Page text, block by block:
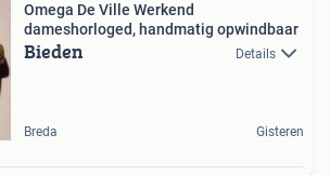
Omega De Ville Werkend
dameshorloged, handmatig opwindbaar
Bieden Details
Breda Gisteren